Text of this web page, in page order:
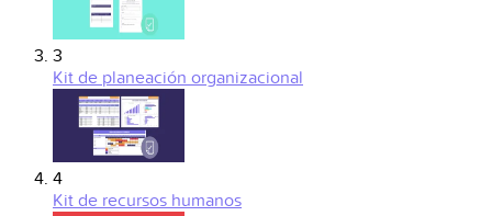
3
Kit de planeación organizacional
4
Kit de recursos humanos